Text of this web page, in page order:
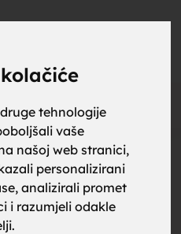
tehnologije
vaše
našoj web stranici,
personalizirani
analizirali promet
i razumjeli odakle